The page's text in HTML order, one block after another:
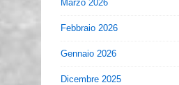
Marzo 2026
Febbraio 2026
Gennaio 2026
Dicembre 2025